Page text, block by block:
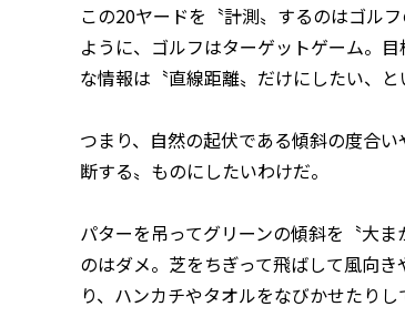
この20ヤードを〝計測〟するのはゴル
ように、ゴルフはターゲットゲーム。
な情報は〝直線距離〟だけにしたい、と
つまり、自然の起伏である傾斜の度合
断する〟ものにしたいわけだ。
パターを吊ってグリーンの傾斜を〝大
のはダメ。芝をちぎって飛ばして風向
り、ハンカチやタオルをなびかせたり